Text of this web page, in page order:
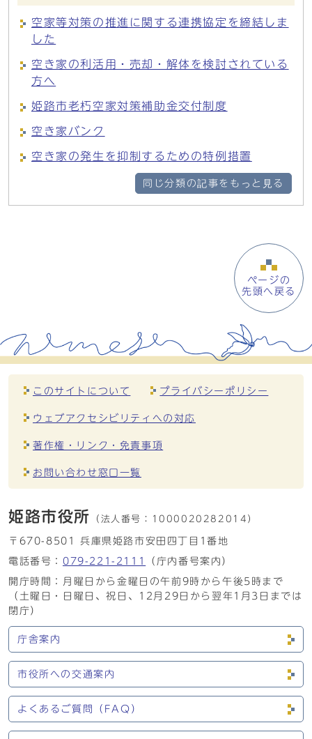
空家等対策の推進に関する連携協定を締結しま
した
空き家の利活用・売却・解体を検討されている
方へ
姫路市老朽空家対策補助金交付制度
空き家バンク
空き家の発生を抑制するための特例措置
同じ分類の記事をもっと見る
ページの
先頭へ戻る
このサイトについて プライバシーポリシー
ウェブアクセシビリティへの対応
著作権・リンク・免責事項
お問い合わせ窓口一覧
姫路市役所 （法人番号： 1000020282014）
〒670-8501 兵庫県姫路市安田四丁目1番地
電話番号： 079-221-2111
（庁内番号案内）
開庁時間：月曜日から金曜日の午前9時から午後5時まで
（土曜日・日曜日、祝日、12月29日から翌年1月3日までは
閉庁）
庁舎案内
市役所への交通案内
よくあるご質問（FAQ）